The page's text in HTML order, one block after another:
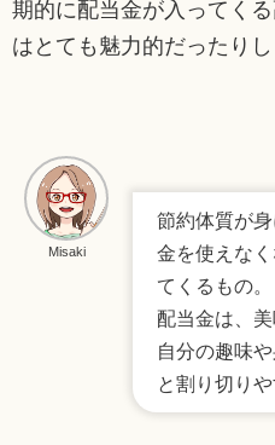
期的に配当金が入ってく
はとても魅力的だったりし
Misaki
節約体質が
金を使えな
てくるもの。
配当金は、
自分の趣味
と割り切り